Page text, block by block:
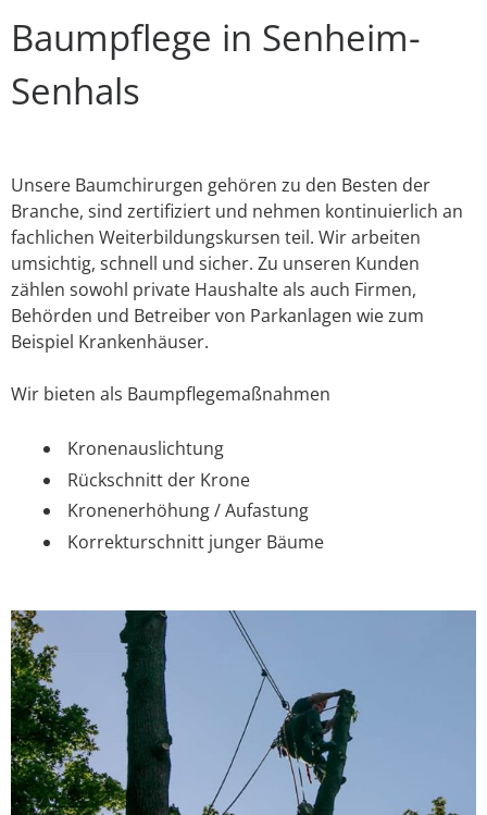
Baumpflege in Senheim-
Senhals
Unsere Baumchirurgen gehören zu den Besten der
Branche, sind zertifiziert und nehmen kontinuierlich an
fachlichen Weiterbildungskursen teil. Wir arbeiten
umsichtig, schnell und sicher. Zu unseren Kunden
zählen sowohl private Haushalte als auch Firmen,
Behörden und Betreiber von Parkanlagen wie zum
Beispiel Krankenhäuser.
Wir bieten als Baumpflegemaßnahmen
Kronenauslichtung
Rückschnitt der Krone
Kronenerhöhung / Aufastung
Korrekturschnitt junger Bäume